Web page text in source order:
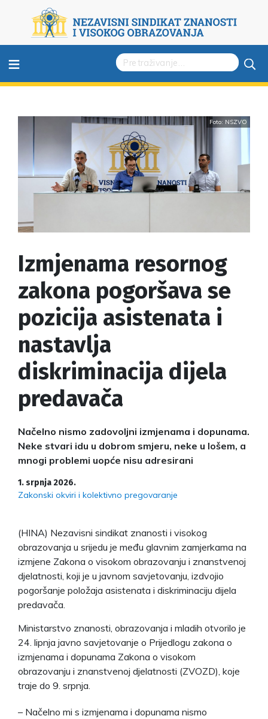
≡
Foto: NSZVO
Izmjenama resornog
zakona pogoršava se
pozicija asistenata i
nastavlja
diskriminacija dijela
predavača
Načelno nismo zadovoljni izmjenama i dopunama.
Neke stvari idu u dobrom smjeru, neke u lošem, a
mnogi problemi uopće nisu adresirani
1. srpnja 2026.
Zakonski okviri i kolektivno pregovaranje
(HINA) Nezavisni sindikat znanosti i visokog
obrazovanja u srijedu je među glavnim zamjerkama na
izmjene Zakona o visokom obrazovanju i znanstvenoj
djelatnosti, koji je u javnom savjetovanju, izdvojio
pogoršanje položaja asistenata i diskriminaciju dijela
predavača.
Ministarstvo znanosti, obrazovanja i mladih otvorilo je
24. lipnja javno savjetovanje o Prijedlogu zakona o
izmjenama i dopunama Zakona o visokom
obrazovanju i znanstvenoj djelatnosti (ZVOZD), koje
traje do 9. srpnja.
– Načelno mi s izmjenama i dopunama nismo